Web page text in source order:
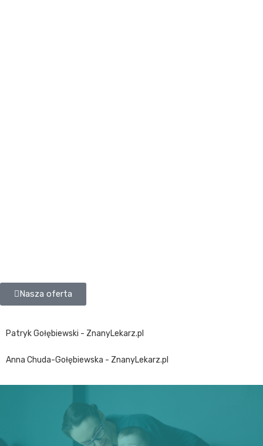
Nasza oferta
Patryk Gołębiewski - ZnanyLekarz.pl
Anna Chuda-Gołębiewska - ZnanyLekarz.pl